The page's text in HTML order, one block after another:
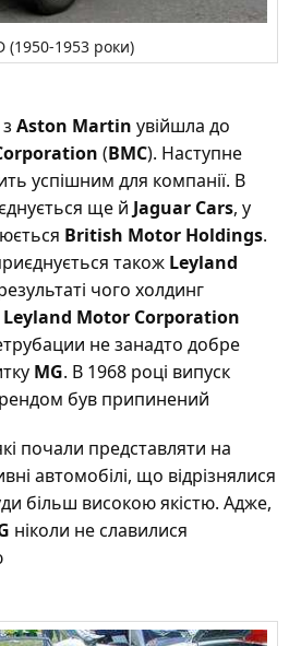
(1950-1953 роки)
Aston Martin увійшла до
(BMC). Наступне
успішним для компанії. В
ще й Jaguar Cars, у
British Motor Holdings.
також Leyland
чого холдинг
Motor Corporation
не занадто добре
MG. В 1968 році випуск
був припинений
почали представляти на
автомобілі, що відрізнялися
більш високою якістю. Адже,
ніколи не славилися